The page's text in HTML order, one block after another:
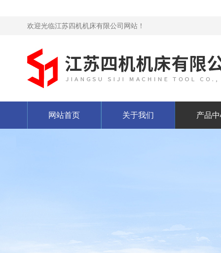
欢迎光临江苏四机机床有限公司网站！
网站首页 关于我们 产品